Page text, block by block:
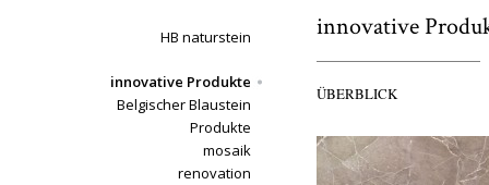
HB naturstein
innovative Produkte
Belgischer Blaustein
Produkte
mosaik
renovation
innovative
ÜBERBLICK